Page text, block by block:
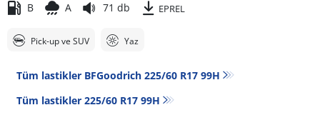
B A 71 db EPREL
Pick-up ve SUV Yaz
Tüm lastikler BFGoodrich 225/60 R17 99H
Tüm lastikler‎ 225/60 R17 99H